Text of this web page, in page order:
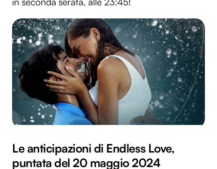
Le anticipazioni di Endless Love,
puntata del 20 maggio 2024